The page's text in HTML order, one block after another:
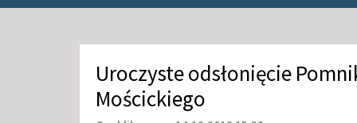
Uroczyste odsłonięcie
Mościckiego